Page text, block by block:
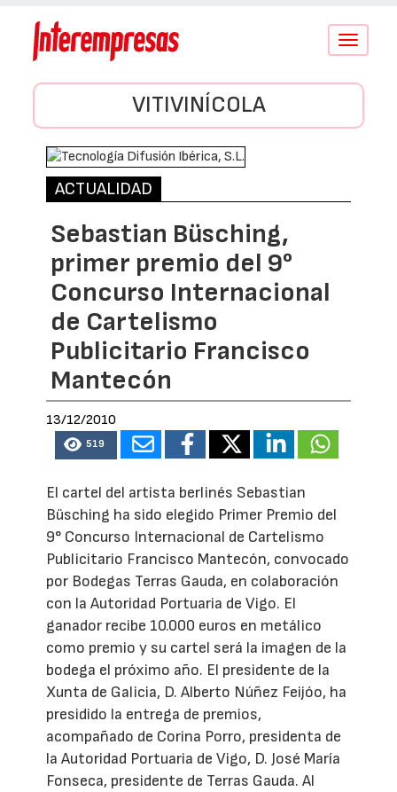
Conmutar
VITIVINÍCOLA
ACTUALIDAD
Sebastian Büsching,
primer premio del 9°
Concurso Internacional
de Cartelismo
Publicitario Francisco
Mantecón
13/12/2010
519
El cartel del artista berlinés Sebastian
Büsching ha sido elegido Primer Premio del
9° Concurso Internacional de Cartelismo
Publicitario Francisco Mantecón, convocado
por Bodegas Terras Gauda, en colaboración
con la Autoridad Portuaria de Vigo. El
ganador recibe 10.000 euros en metálico
como premio y su cartel será la imagen de la
bodega el próximo año. El presidente de la
Xunta de Galicia, D. Alberto Núñez Feijóo, ha
presidido la entrega de premios,
acompañado de Corina Porro, presidenta de
la Autoridad Portuaria de Vigo, D. José María
Fonseca, presidente de Terras Gauda. Al